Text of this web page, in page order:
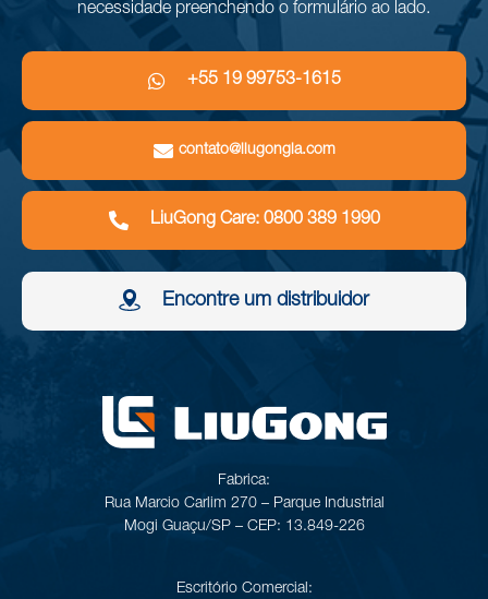
necessidade preenchendo o formulário ao lado.
+55 19 99753-1615
contato@liugongla.com
LiuGong Care: 0800 389 1990
Encontre um distribuidor
Fabrica:
Rua Marcio Carlim 270 – Parque Industrial
Mogi Guaçu/SP – CEP: 13.849-226
Escritório Comercial: